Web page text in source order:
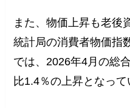
また、物価上昇も老後
統計局の消費者物価指
では、2026年4月の総
比1.4％の上昇となって